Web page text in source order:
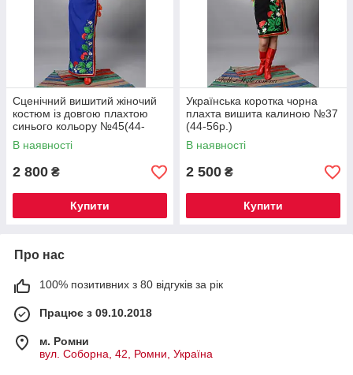
Сценічний вишитий жіночий
костюм із довгою плахтою
синього кольору №45(44-
56р.)
В наявності
2 800 ₴
Купити
Українська коротка чорна
плахта вишита калиною №37
(44-56р.)
В наявності
2 500 ₴
Купити
Про нас
100% позитивних з 80 відгуків за рік
Працює з 09.10.2018
м. Ромни
вул. Соборна, 42, Ромни, Україна